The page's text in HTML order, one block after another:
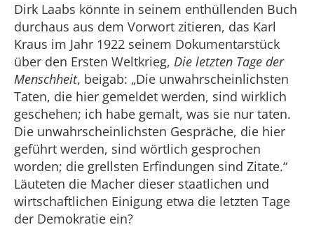
Dirk Laabs könnte in seinem enthüllenden Buch
durchaus aus dem Vorwort zitieren, das Karl
Kraus im Jahr 1922 seinem Dokumentarstück
über den Ersten Weltkrieg, Die letzten Tage der
Menschheit, beigab: „Die unwahrscheinlichsten
Taten, die hier gemeldet werden, sind wirklich
geschehen; ich habe gemalt, was sie nur taten.
Die unwahrscheinlichsten Gespräche, die hier
geführt werden, sind wörtlich gesprochen
worden; die grellsten Erfindungen sind Zitate.“
Läuteten die Macher dieser staatlichen und
wirtschaftlichen Einigung etwa die letzten Tage
der Demokratie ein?